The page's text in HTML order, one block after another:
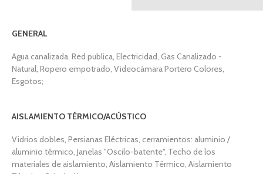
GENERAL
Agua canalizada. Red publica, Electricidad, Gas Canalizado -
Natural, Ropero empotrado, Videocámara Portero Colores,
Esgotos;
AISLAMIENTO TÉRMICO/ACÚSTICO
Vidrios dobles, Persianas Eléctricas, cerramientos: aluminio /
aluminio térmico, Janelas "Oscilo-batente", Techo de los
materiales de aislamiento, Aislamiento Térmico, Aislamiento